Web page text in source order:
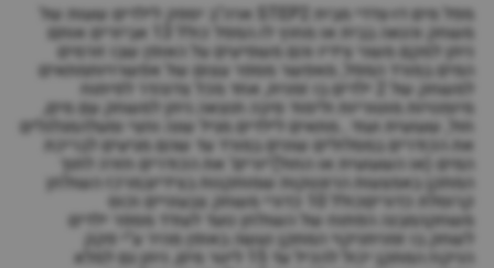
מפל מים דו-צדדי מבית STEP2 ארה"ב יספק לילדים שעות של
משחק והנאה בבית או מחוץ לו.המפל כולל 13 אביזרים אותם
ניתן למקם משני צידיו והם משפיעים על האופן שבו זורמים
המים במורד המפל, מאפשר מספר עצום של אפשרויותמתאים
למשחק של 2 ילדים בו זמנית, אחד מכל צדנהדר לפיתוח
מיומנויות מוטוריות ולימוד סיבה תוצאה.ניתן למשחק עם מים,
חול, שעועית ועוד…מתאים לילדים מגיל שנה וחצי ומעלהמגלגלים
את הכודרים במסלולים שונים במורד עד שהם מגיעים לבריכת
המים (או השעועית או החול)‘יורים’ את הכודרים חזרה לתוך
המתקן באמצעות הרוגטקות שמותקנות בצידיובמרכז השולחן
קרוסלת כדוריםכולל 10 כדורי משחק צבעוניים וכוס
משחקהמבנה הפתוח של השולחן נועד לעודד מספר ילדים
לשחק בו זמניתניקוי המתקן נעשה באופן מהיר ע"י פקק
הניקוז.המתקן יכול להכיל עד 15 ליטר מים, ניתן גם למלא